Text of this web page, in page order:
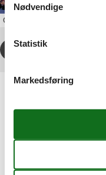
Om
2
Artikeltyper
Sommerhus
Tyrol
Nødvendige
Statistik
Markedsføring